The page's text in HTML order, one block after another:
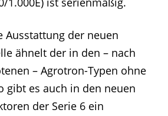
Ausstattung der neuen
ähnelt der in den – nach
– Agrotron-Typen ohne
gibt es auch in den neuen
der Serie 6 ein